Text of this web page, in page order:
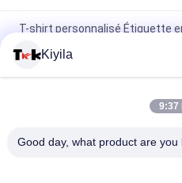
T-shirt personnalisé Étiquette
Étiquette en silicone à injection
Lavable 3D Logo en silicone
Étiquette de transfert de
Kiyila
9:37
Good day, what product are you